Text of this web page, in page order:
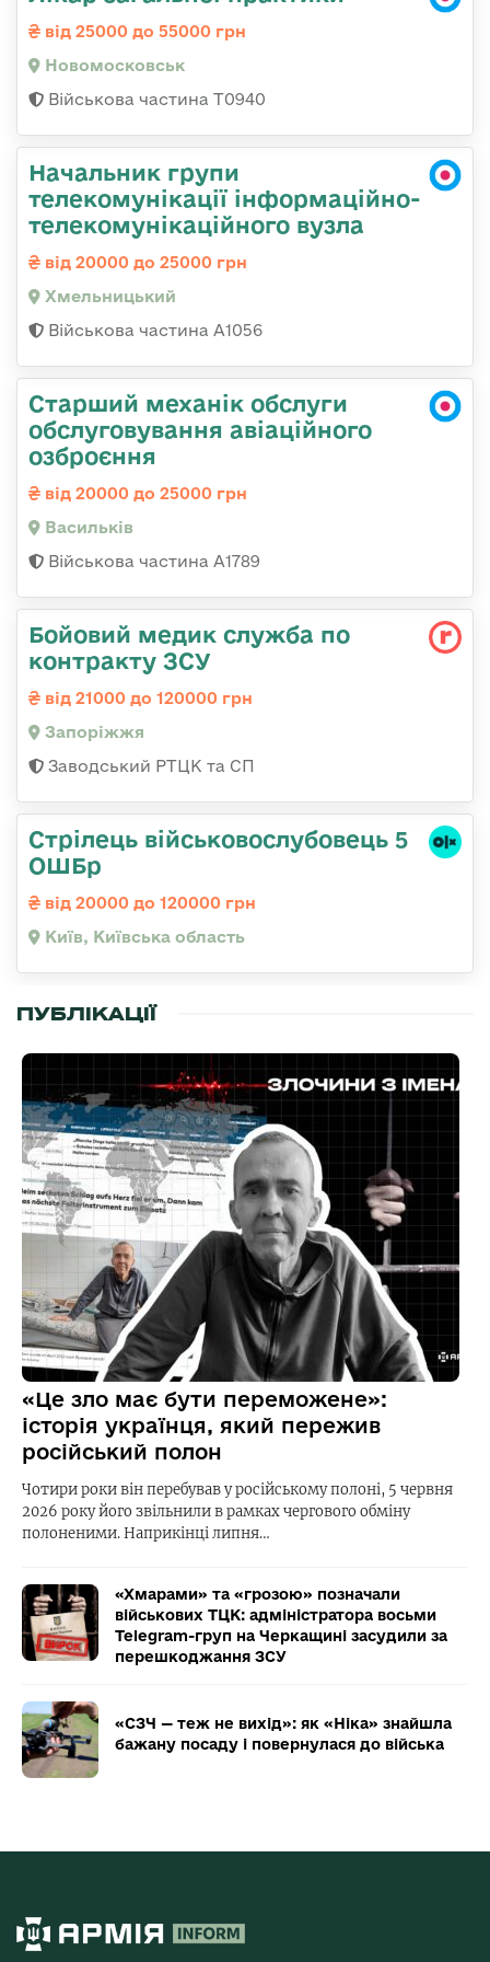
від 25000 до 55000 грн
Новомосковськ
Військова частина Т0940
Начальник групи
телекомунікації інформаційно-
телекомунікаційного вузла
від 20000 до 25000 грн
Хмельницький
Військова частина А1056
Старший механік обслуги
обслуговування авіаційного
озброєння
від 20000 до 25000 грн
Васильків
Військова частина А1789
Бойовий медик служба по
контракту ЗСУ
від 21000 до 120000 грн
Запоріжжя
Заводський РТЦК та СП
Стрілець військовослубовець 5
ОШБр
від 20000 до 120000 грн
Київ, Київська область
ПУБЛІКАЦІЇ
«Це зло має бути переможене»:
історія українця, який пережив
російський полон
Чотири роки він перебував у російському полоні, 5 червня
2026 року його звільнили в рамках чергового обміну
полоненими. Наприкінці липня…
«Хмарами» та «грозою» позначали
військових ТЦК: адміністратора восьми
Telegram-груп на Черкащині засудили за
перешкоджання ЗСУ
«СЗЧ — теж не вихід»: як «Ніка» знайшла
бажану посаду і повернулася до війська